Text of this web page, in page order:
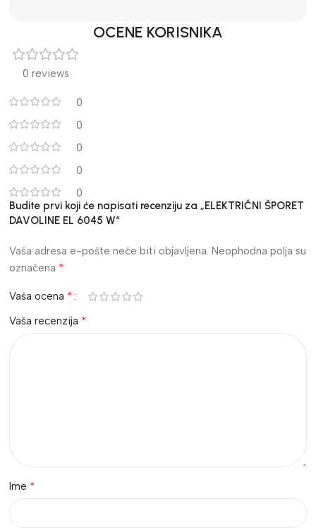
OCENE KORISNIKA
0 reviews
0
0
0
0
0
Budite prvi koji će napisati recenziju za „ELEKTRIČNI ŠPORET
DAVOLINE EL 6045 W“
Vaša adresa e-pošte neće biti objavljena. Neophodna polja su
označena *
Vaša ocena *
Vaša recenzija *
Ime *